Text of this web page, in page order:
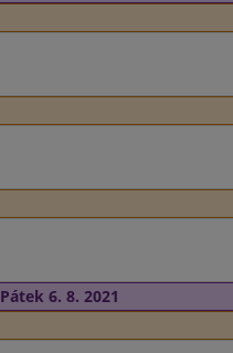
Pátek 6. 8. 2021